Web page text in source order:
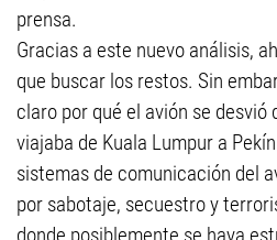
prensa.
Gracias a este nuevo análisis,
que buscar los restos. Sin
claro por qué el avión se desvió
viajaba de Kuala Lumpur a
sistemas de comunicación del
por sabotaje, secuestro y